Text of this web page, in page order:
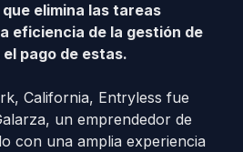
elimina las tareas
eficiencia de la gestión de
pago de estas.
California, Entryless fue
un emprendedor de
con una amplia experiencia